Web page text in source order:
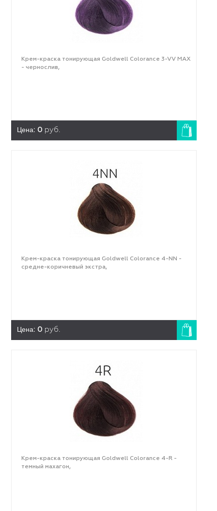
Крем-краска тонирующая Goldwell Colorance 3-VV MAX
- чернослив,
Цена: 0 руб.
Крем-краска тонирующая Goldwell Colorance 4-NN -
средне-коричневый экстра,
Цена: 0 руб.
Крем-краска тонирующая Goldwell Colorance 4-R -
темный махагон,